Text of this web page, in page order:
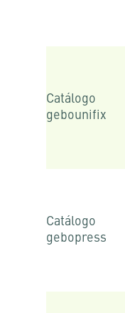
Catálogo
gebounifix
Catálogo
gebopress